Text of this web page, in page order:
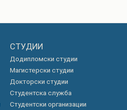
СТУДИИ
Додипломски студии
Магистерски студии
Докторски студии
Студентска служба
Студентски организации